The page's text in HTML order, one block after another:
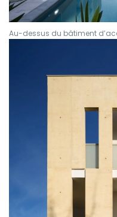
Au-dessus du bâtiment